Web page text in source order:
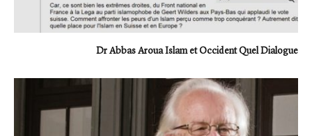
Dr Abbas Aroua Islam et Occident Quel Dialogue